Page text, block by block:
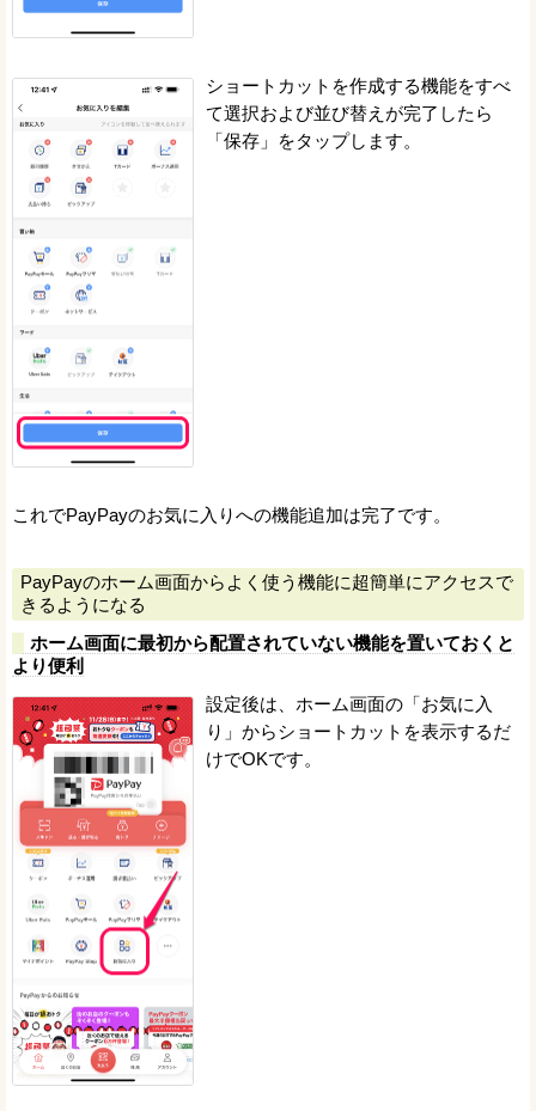
ショートカットを作成する機能をすべ
て選択および並び替えが完了したら
「保存」をタップします。
これでPayPayのお気に入りへの機能追加は完了です。
PayPayのホーム画面からよく使う機能に超簡単にアクセスで
きるようになる
ホーム画面に最初から配置されていない機能を置いておくと
より便利
設定後は、ホーム画面の「お気に入
り」からショートカットを表示するだ
けでOKです。